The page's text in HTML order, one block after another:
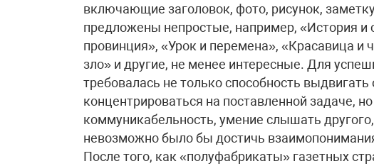
включающие заголовок, фото, рисунок,
предложены непростые, например, «История и
провинция», «Урок и перемена», «Красавица
зло» и другие, не менее интересные. Для
требовалась не только способность
концентрироваться на поставленной задаче,
коммуникабельность, умение слышать
невозможно было бы достичь
После того, как «полуфабрикаты» газетных